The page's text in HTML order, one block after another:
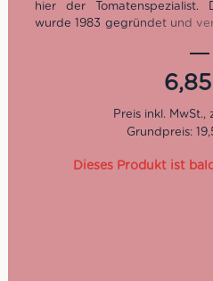
hier der Tomatenspezialist.
wurde 1983 gegründet und
originaler Rezeptur und
diese Pomodorini
stammen aus den
Nocerino, Monti Lattari als
6,85
Grundpreis:
Dieses Produkt ist